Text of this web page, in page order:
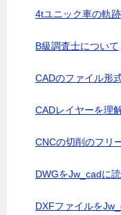
4tユニック車の軌跡
B級調査士について
CADのファイル形
CADレイヤーを理
CNCの切削のフリ
DWGをJw_cadに
DXFファイルを